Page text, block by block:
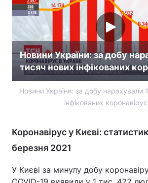
Новини України: за добу
тисяч нових інфікованих
Новини України: за добу нарахували
інфікованих
Коронавірус у Києві:
березня 2021
У Києві за минулу добу